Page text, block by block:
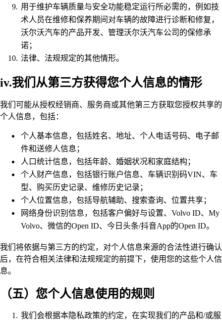
用于维护车辆质量与安全功能稳定运行所必需的，例如技
术人员在维修和保养期间对车辆的故障进行诊断和修复，
沃尔沃汽车的产品开发、管理沃尔沃汽车公司的保修承
诺；
法律、法规规定的其他情形。
iv.我们从第三方获得您个人信息的情形
我们可能从授权经销商、服务商或其他第三方获取您授权共享的
个人信息，包括：
个人基本信息，包括姓名、地址、个人电话号码、电子邮
件和送修人信息；
人口统计信息，包括年龄、婚姻状况和家庭结构；
个人财产信息，包括银行账户信息、车辆识别码VIN、车
型、购买历史记录、维修历史记录；
个人位置信息，包括导航辅助、搜索查询、位置共享；
网络身份识别信息，包括客户偏好与设置、Volvo ID、My
Volvo、微信的Open ID、今日头条/抖音App的Open ID。
我们将依据与第三方的约定，对个人信息来源的合法性进行确认
后，在符合相关法律和法规规定的前提下，使用您的这些个人信
息。
（五）您个人信息使用的规则
我们会根据本隐私政策的约定，在实现我们的产品和/或服